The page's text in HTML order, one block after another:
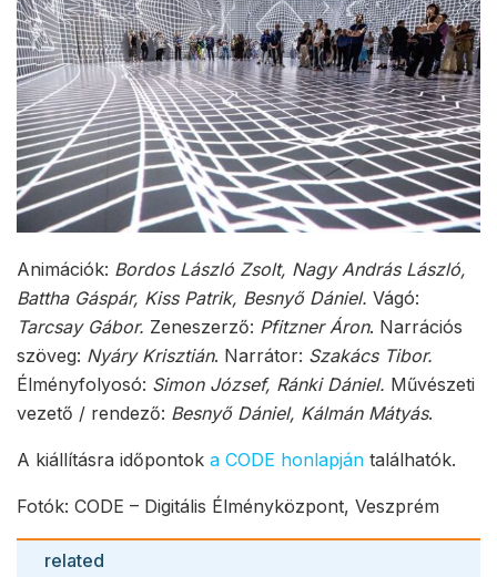
Animációk: Bordos László Zsolt, Nagy András László,
Battha Gáspár, Kiss Patrik, Besnyő Dániel. Vágó:
Tarcsay Gábor. Zeneszerző: Pfitzner Áron. Narrációs
szöveg: Nyáry Krisztián. Narrátor: Szakács Tibor.
Élményfolyosó: Simon József, Ránki Dániel. Művészeti
vezető / rendező: Besnyő Dániel, Kálmán Mátyás.
A kiállításra időpontok a CODE honlapján találhatók.
Fotók: CODE – Digitális Élményközpont, Veszprém
related